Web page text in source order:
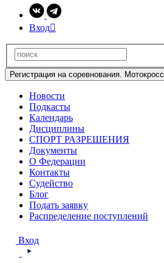
Вход
Регистрация на соревнования. Мотокросс
Новости
Подкасты
Календарь
Дисциплины
СПОРТ РАЗРЕШЕНИЯ
Документы
О Федерации
Контакты
Судейство
Блог
Подать заявку
Распределение поступлений
Вход